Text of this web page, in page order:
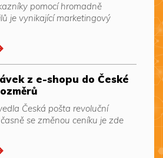
pomocí hromadně
je vynikající marketingový
z e-shopu do České
Česká pošta revoluční
se změnou ceníku je zde